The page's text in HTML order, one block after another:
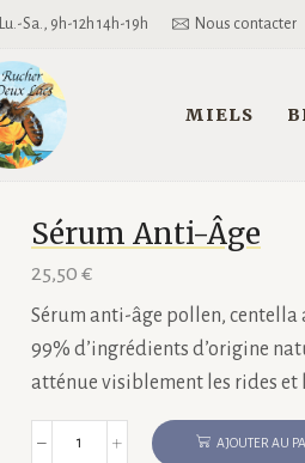
Lu.-Sa., 9h-12h 14h-19h Nous contacter
MIELS
Sérum Anti-Âge
25,50 €
Sérum anti-âge pollen, centella
99% d’ingrédients d’origine
atténue visiblement les rides et
quantité
AJOUTER AU